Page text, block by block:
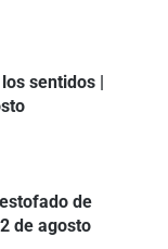
sentidos |
de
de agosto